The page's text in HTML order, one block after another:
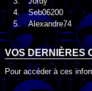
4.
Seb06200
5.
Alexandre74
VOS DERNIÈRES
Pour accéder à ces